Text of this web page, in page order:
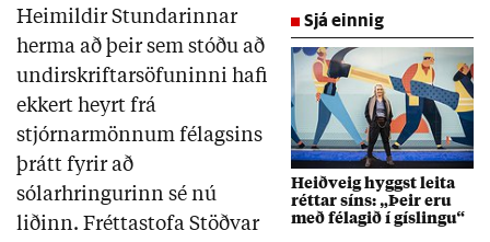
Sjá einnig
Heiðveig hyggst leita
réttar síns: „Þeir eru
með félagið í gíslingu“
Heimildir Stundarinnar
herma að þeir sem stóðu að
undirskriftarsöfuninni hafi
ekkert heyrt frá
stjórnarmönnum félagsins
þrátt fyrir að
sólarhringurinn sé nú
liðinn. Fréttastofa Stöðvar